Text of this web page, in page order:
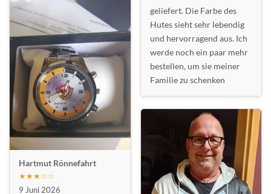
Hartmut Rönnefahrt
★★★☆☆
9 Juni 2026
geliefert. Die Farbe des
Hutes sieht sehr lebendig
und hervorragend aus. Ich
werde noch ein paar mehr
bestellen, um sie meiner
Familie zu schenken